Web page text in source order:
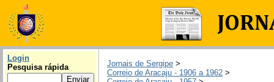
Login
Pesquisa rápida
Jornais de Sergipe >
Correio de Aracaju - 1906 a 1962 >